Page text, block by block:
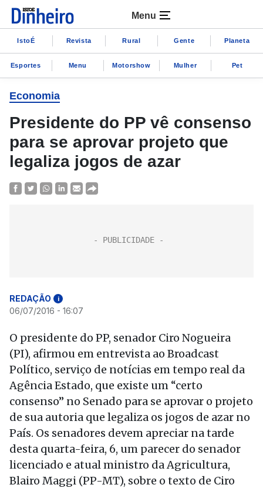
Menu
IstoÉ Revista Rural Gente Planeta
Esportes Menu Motorshow Mulher Pet
Economia
Presidente do PP vê consenso
para se aprovar projeto que
legaliza jogos de azar
REDAÇÃO i
06/07/2016 - 16:07
O presidente do PP, senador Ciro Nogueira
(PI), afirmou em entrevista ao Broadcast
Político, serviço de notícias em tempo real da
Agência Estado, que existe um “certo
consenso” no Senado para se aprovar o projeto
de sua autoria que legaliza os jogos de azar no
País. Os senadores devem apreciar na tarde
desta quarta-feira, 6, um parecer do senador
licenciado e atual ministro da Agricultura,
Blairo Maggi (PP-MT), sobre o texto de Ciro